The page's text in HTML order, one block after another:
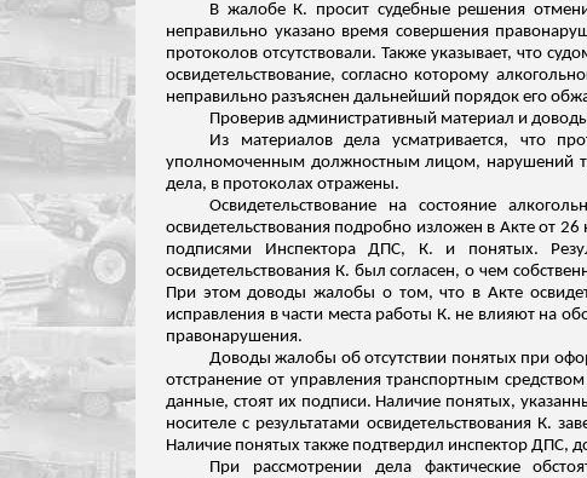
В жалобе К. просит судебные решения
неправильно указано время совершения
протоколов отсутствовали. Также указывает, что
освидетельствование, согласно которому
неправильно разъяснен дальнейший порядок его
Проверив административный материал и
Из материалов дела усматривается, что
уполномоченным должностным лицом, нарушений
дела, в протоколах отражены.
Освидетельствование на состояние
освидетельствования подробно изложен в Акте от
подписями Инспектора ДПС, К. и понятых.
освидетельствования К. был согласен, о чем
При этом доводы жалобы о том, что в Акте
исправления в части места работы К. не влияют на
правонарушения.
Доводы жалобы об отсутствии понятых при
отстранение от управления транспортным
данные, стоят их подписи. Наличие понятых,
носителе с результатами освидетельствования К.
Наличие понятых также подтвердил инспектор ДПС,
При рассмотрении дела фактические